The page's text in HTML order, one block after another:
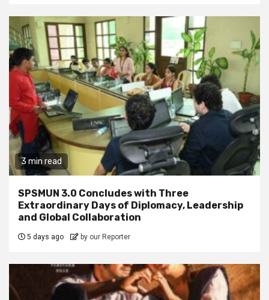
3 min read
SPSMUN 3.0 Concludes with Three
Extraordinary Days of Diplomacy, Leadership
and Global Collaboration
5 days ago by our Reporter